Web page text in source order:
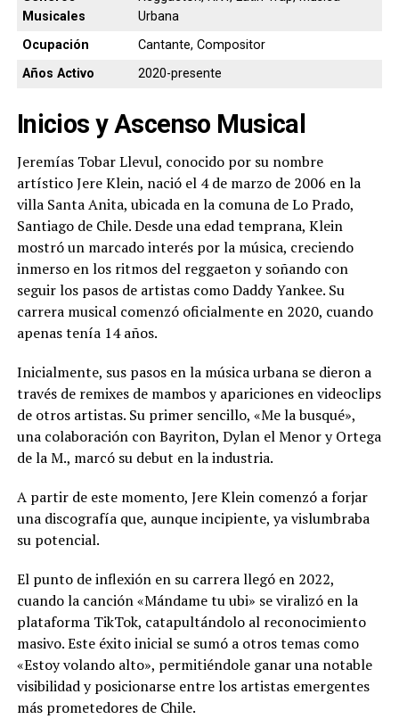
Musicales
Urbana
Ocupación
Cantante, Compositor
Años Activo
2020-presente
Inicios y Ascenso Musical
Jeremías Tobar Llevul, conocido por su nombre
artístico Jere Klein, nació el 4 de marzo de 2006 en la
villa Santa Anita, ubicada en la comuna de Lo Prado,
Santiago de Chile. Desde una edad temprana, Klein
mostró un marcado interés por la música, creciendo
inmerso en los ritmos del reggaeton y soñando con
seguir los pasos de artistas como Daddy Yankee. Su
carrera musical comenzó oficialmente en 2020, cuando
apenas tenía 14 años.
Inicialmente, sus pasos en la música urbana se dieron a
través de remixes de mambos y apariciones en videoclips
de otros artistas. Su primer sencillo, «Me la busqué»,
una colaboración con Bayriton, Dylan el Menor y Ortega
de la M., marcó su debut en la industria.
A partir de este momento, Jere Klein comenzó a forjar
una discografía que, aunque incipiente, ya vislumbraba
su potencial.
El punto de inflexión en su carrera llegó en 2022,
cuando la canción «Mándame tu ubi» se viralizó en la
plataforma TikTok, catapultándolo al reconocimiento
masivo. Este éxito inicial se sumó a otros temas como
«Estoy volando alto», permitiéndole ganar una notable
visibilidad y posicionarse entre los artistas emergentes
más prometedores de Chile.